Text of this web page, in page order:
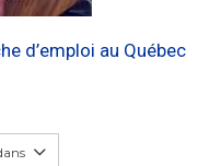
d’emploi au Québec